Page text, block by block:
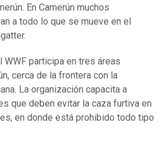
En Camerún muchos
a todo lo que se mueve en el
WWF participa en tres áreas
cerca de la frontera con la
La organización capacita a
que deben evitar la caza furtiva en
en donde está prohibido todo tipo